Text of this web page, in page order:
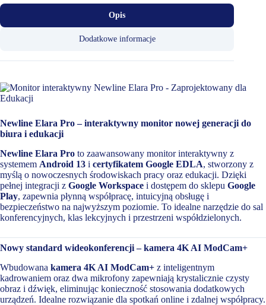
Opis
Dodatkowe informacje
Newline Elara Pro – interaktywny monitor nowej generacji do
biura i edukacji
Newline Elara Pro to zaawansowany monitor interaktywny z
systemem Android 13 i certyfikatem Google EDLA, stworzony z
myślą o nowoczesnych środowiskach pracy oraz edukacji. Dzięki
pełnej integracji z Google Workspace i dostępem do sklepu Google
Play, zapewnia płynną współpracę, intuicyjną obsługę i
bezpieczeństwo na najwyższym poziomie. To idealne narzędzie do sal
konferencyjnych, klas lekcyjnych i przestrzeni współdzielonych.
Nowy standard wideokonferencji – kamera 4K AI ModCam+
Wbudowana kamera 4K AI ModCam+ z inteligentnym
kadrowaniem oraz dwa mikrofony zapewniają krystalicznie czysty
obraz i dźwięk, eliminując konieczność stosowania dodatkowych
urządzeń. Idealne rozwiązanie dla spotkań online i zdalnej współpracy.